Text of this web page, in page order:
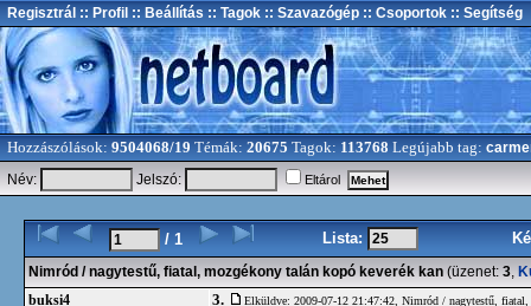
Regisztrál :: Profil :: Beállítás :: Tagok :: Szavazógép :: Csoportok :: Segítség
Hozzászólások: 9504068/19 Témák: 20675 Tagok: 113768 Legújabb tag:
Név:
Jelszó: Eltárol
/ 1 Lista:
Nimród / nagytestű, fiatal, mozgékony talán kopó keverék kan (üzenet: 3,
buksi4 3. Elküldve: 2009-07-12 21:47:42, Nimród / nagytestű, fiatal,